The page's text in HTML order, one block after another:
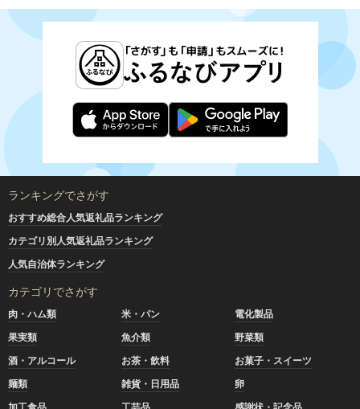
ランキングでさがす
おすすめ総合人気返礼品ランキング
カテゴリ別人気返礼品ランキング
人気自治体ランキング
カテゴリでさがす
肉・ハム類 米・パン
電化製品
果実類
魚介類
野菜類
酒・アルコール
お茶・飲料
お菓子・スイーツ
麺類
雑貨・日用品
卵